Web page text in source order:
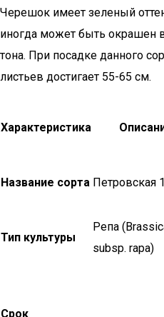
Черешок имеет зеленый
иногда может быть окрашен
тона. При посадке данного
листьев достигает 55-65 см.
Характеристика
Название сорта Петровская 1
Тип культуры
Репа
subsp. rapa)
Срок